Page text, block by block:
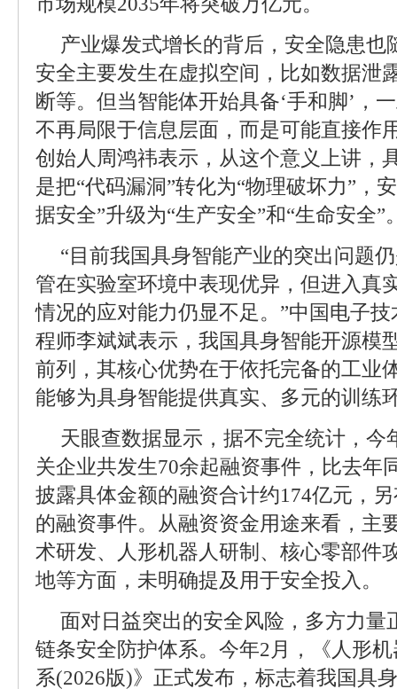
产业爆发式增长的背后，安全隐患也
安全主要发生在虚拟空间，比如数据泄
断等。但当智能体开始具备‘手和脚’，
不再局限于信息层面，而是可能直接作
创始人周鸿祎表示，从这个意义上讲，
是把“代码漏洞”转化为“物理破坏力”，
据安全”升级为“生产安全”和“生命安全”
“目前我国具身智能产业的突出问题
管在实验室环境中表现优异，但进入真
情况的应对能力仍显不足。”中国电子
程师李斌斌表示，我国具身智能开源模
前列，其核心优势在于依托完备的工业
能够为具身智能提供真实、多元的训练
天眼查数据显示，据不完全统计，今
关企业共发生70余起融资事件，比去年
披露具体金额的融资合计约174亿元，
的融资事件。从融资资金用途来看，主
术研发、人形机器人研制、核心零部件
地等方面，未明确提及用于安全投入。
面对日益突出的安全风险，多方力量
链条安全防护体系。今年2月，《人形
系(2026版)》正式发布，标志着我国具